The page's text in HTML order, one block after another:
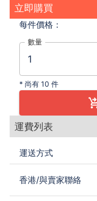
立即購買
每件價格：
數量
* 尚有 10 件
運費列表
運送方式
香港/與賣家聯絡